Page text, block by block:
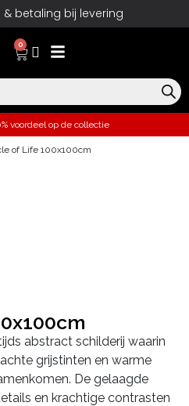
& betaling bij levering
0
voordeel op de collectie
of Life 100x100cm
abstract schilderij waarin
grijstinten en warme
De gelaagde
en krachtige contrasten